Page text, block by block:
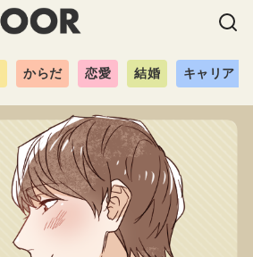
からだ 恋愛 結婚 キャリア